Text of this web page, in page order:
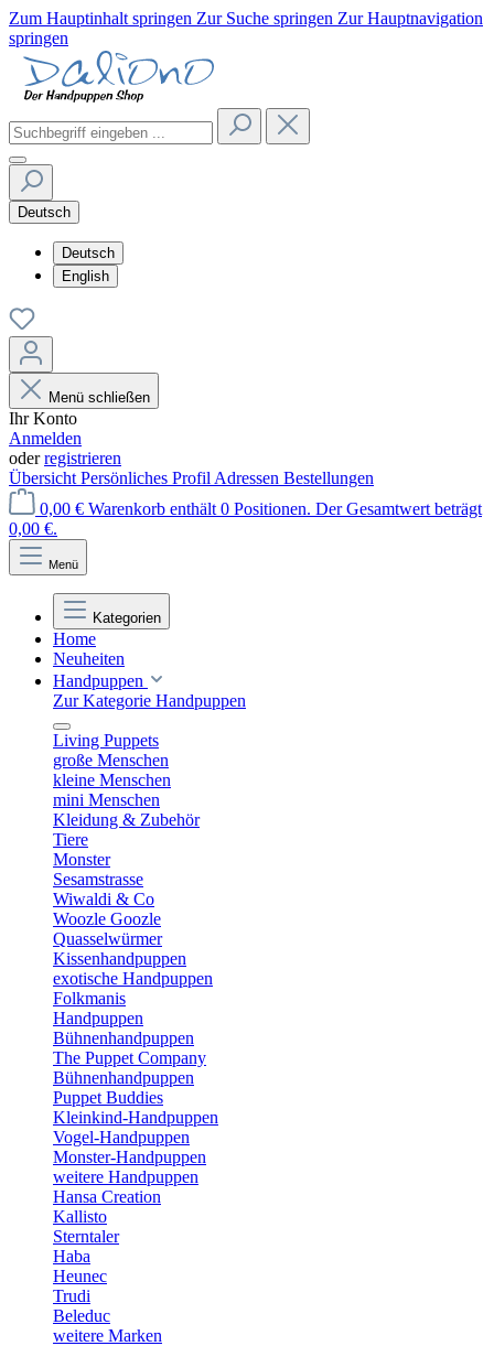
Zum Hauptinhalt springen Zur Suche springen Zur Hauptnavigation
springen
Deutsch
Deutsch
English
Menü schließen
Ihr Konto
Anmelden
oderregistrieren
Übersicht Persönliches Profil Adressen Bestellungen
0,00 € Warenkorb enthält 0 Positionen. Der Gesamtwert beträgt
0,00 €.
Menü
Kategorien
Home
Neuheiten
Handpuppen
Zur Kategorie Handpuppen
Living Puppets
große Menschen
kleine Menschen
mini Menschen
Kleidung & Zubehör
Tiere
Monster
Sesamstrasse
Wiwaldi & Co
Woozle Goozle
Quasselwürmer
Kissenhandpuppen
exotische Handpuppen
Folkmanis
Handpuppen
Bühnenhandpuppen
The Puppet Company
Bühnenhandpuppen
Puppet Buddies
Kleinkind-Handpuppen
Vogel-Handpuppen
Monster-Handpuppen
weitere Handpuppen
Hansa Creation
Kallisto
Sterntaler
Haba
Heunec
Trudi
Beleduc
weitere Marken